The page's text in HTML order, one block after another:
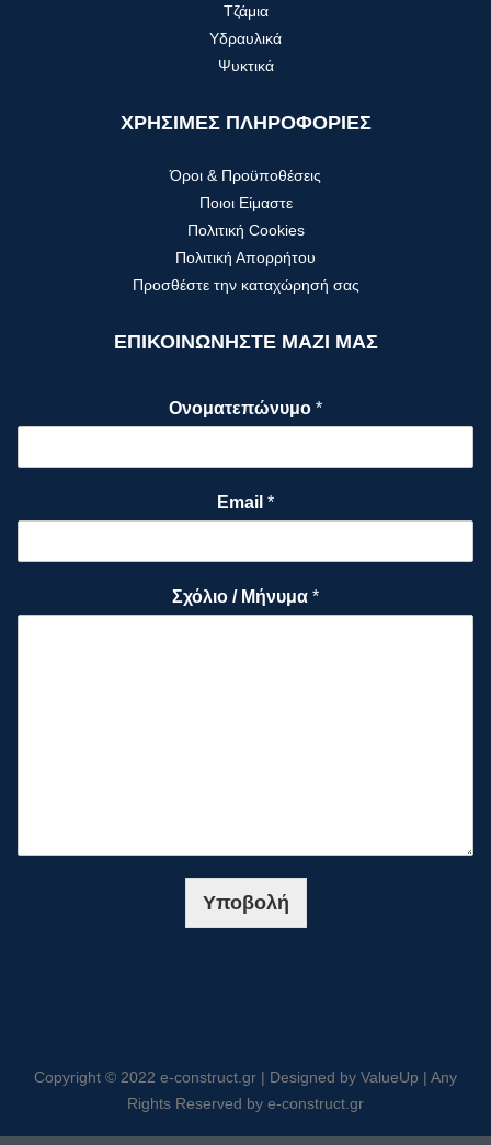
Τζάμια
Υδραυλικά
Ψυκτικά
ΧΡΗΣΙΜΕΣ ΠΛΗΡΟΦΟΡΙΕΣ
Όροι & Προϋποθέσεις
Ποιοι Είμαστε
Πολιτική Cookies
Πολιτική Απορρήτου
Προσθέστε την καταχώρησή σας
ΕΠΙΚΟΙΝΩΝΗΣΤΕ ΜΑΖΙ ΜΑΣ
Ονοματεπώνυμο *
Email *
Σχόλιο / Μήνυμα *
Υποβολή
Copyright © 2022 e-construct.gr | Designed by ValueUp | Any
Rights Reserved by e-construct.gr